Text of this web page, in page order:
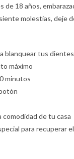
de 18 años,
molestias, deje
blanquear tus dientes
máximo
minutos
de tu casa
para recuperar